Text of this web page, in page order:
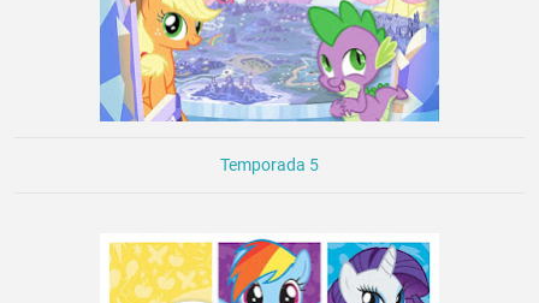
Temporada 5